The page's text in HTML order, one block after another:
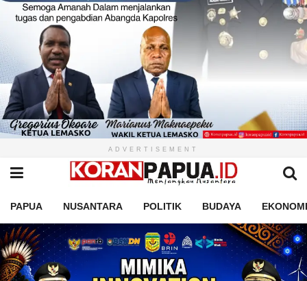
ADVERTISEMENT
PAPUA NUSANTARA POLITIK BUDAYA EKONOMI